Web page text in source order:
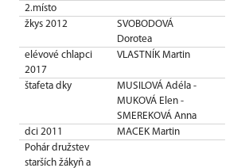
2.místo
žkys 2012
SVOBODOVÁ
Dorotea
elévové chlapci
2017
VLASTNÍK Martin
štafeta dky
MUSILOVÁ Adéla -
MUKOVÁ Elen -
SMEREKOVÁ Anna
dci 2011
MACEK Martin
Pohár družstev
starších žákyň a